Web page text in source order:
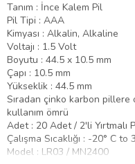
Tanım : İnce Kalem Pil
Pil Tipi : AAA
Kimyası : Alkalin, Alkaline
Voltajı : 1.5 Volt
Boyutu : 44.5 x 10.5 mm
Çapı : 10.5 mm
Yükseklik : 44.5 mm
Sıradan çinko karbon
kullanım ömrü
Adet : 20 Adet / 2'li Yırtmalı
Çalışma Sıcaklığı : -20° C to
Model : LR03 / MN2400